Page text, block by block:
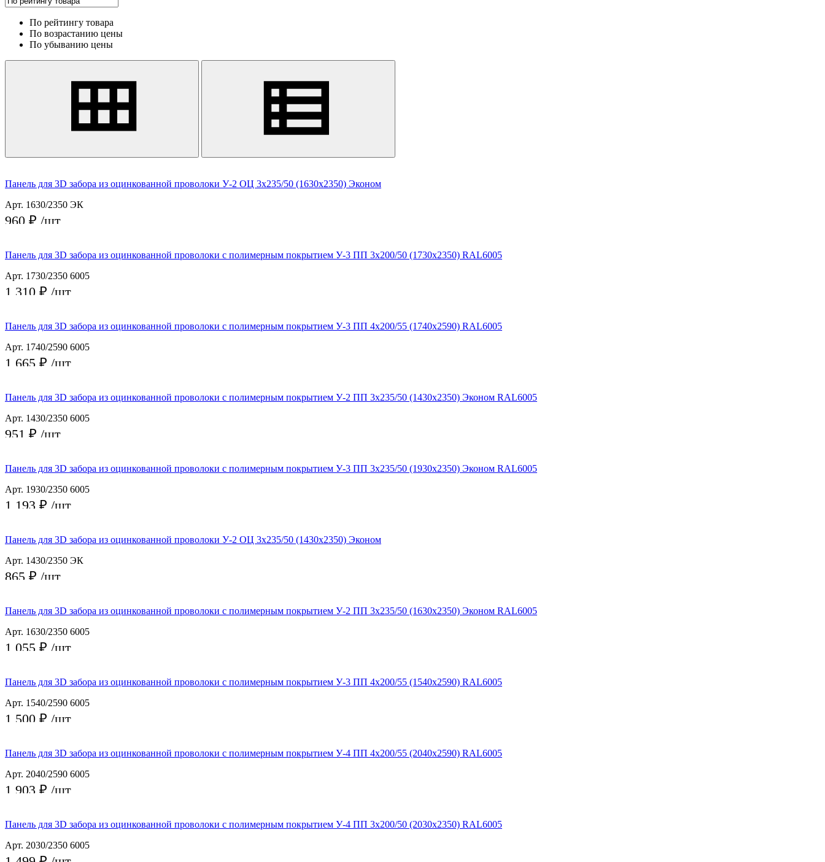
По рейтингу товара
По возрастанию цены
По убыванию цены
Панель для 3D забора из оцинкованной проволоки У-2 ОЦ 3х235/50 (1630х2350) Эконом
Арт. 1630/2350 ЭК
960 ₽ /шт
Панель для 3D забора из оцинкованной проволоки с полимерным покрытием У-3 ПП 3х200/50 (1730х2350) RAL6005
Арт. 1730/2350 6005
1 310 ₽ /шт
Панель для 3D забора из оцинкованной проволоки с полимерным покрытием У-3 ПП 4х200/55 (1740х2590) RAL6005
Арт. 1740/2590 6005
1 665 ₽ /шт
Панель для 3D забора из оцинкованной проволоки с полимерным покрытием У-2 ПП 3х235/50 (1430х2350) Эконом RAL6005
Арт. 1430/2350 6005
951 ₽ /шт
Панель для 3D забора из оцинкованной проволоки с полимерным покрытием У-3 ПП 3х235/50 (1930х2350) Эконом RAL6005
Арт. 1930/2350 6005
1 193 ₽ /шт
Панель для 3D забора из оцинкованной проволоки У-2 ОЦ 3х235/50 (1430х2350) Эконом
Арт. 1430/2350 ЭК
865 ₽ /шт
Панель для 3D забора из оцинкованной проволоки с полимерным покрытием У-2 ПП 3х235/50 (1630х2350) Эконом RAL6005
Арт. 1630/2350 6005
1 055 ₽ /шт
Панель для 3D забора из оцинкованной проволоки с полимерным покрытием У-3 ПП 4х200/55 (1540х2590) RAL6005
Арт. 1540/2590 6005
1 500 ₽ /шт
Панель для 3D забора из оцинкованной проволоки с полимерным покрытием У-4 ПП 4х200/55 (2040х2590) RAL6005
Арт. 2040/2590 6005
1 903 ₽ /шт
Панель для 3D забора из оцинкованной проволоки с полимерным покрытием У-4 ПП 3х200/50 (2030х2350) RAL6005
Арт. 2030/2350 6005